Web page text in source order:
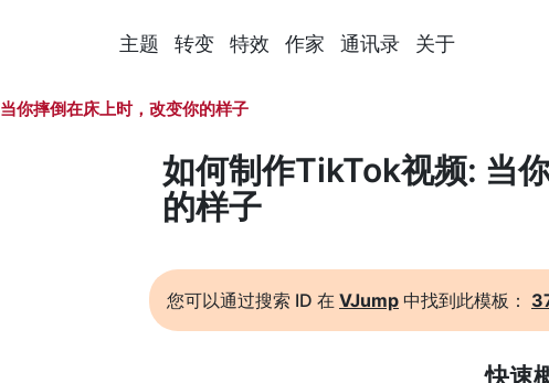
主题 转变 特效 作家 通讯录 关于
当你摔倒在床上时，改变你的样子
如何制作TikTok视频: 当
的样子
您可以通过搜索 ID 在 VJump 中找到此模板：
快速